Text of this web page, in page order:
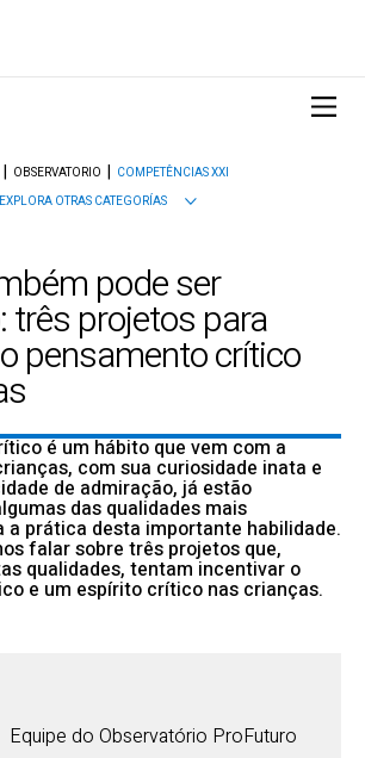
OBSERVATORIO
COMPETÊNCIAS XXI
EXPLORA OTRAS CATEGORÍAS
pode ser
três projetos para
pensamento crítico
é um hábito que vem com a
com sua curiosidade inata e
de admiração, já estão
das qualidades mais
a prática desta importante habilidade.
falar sobre três projetos que,
qualidades, tentam incentivar o
e um espírito crítico nas crianças.
Equipe do Observatório ProFuturo